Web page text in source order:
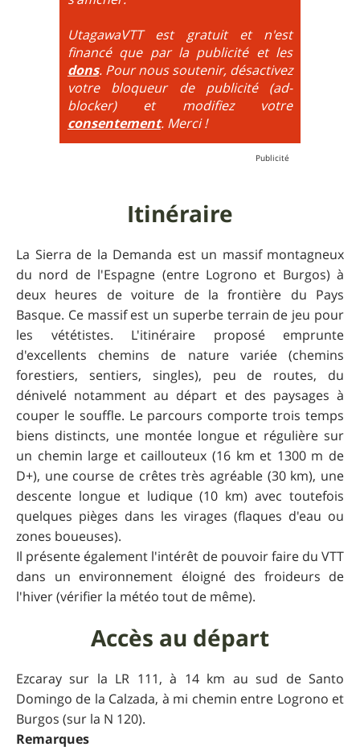
très hautes etc.
= On prend les difficultés du niveau 5 et on les
additionne, c'est à dire qu'on peut combiner pente
très raide avec épingles trialisantes !
UtagawaVTT est gratuit et n'est
financé que par la publicité et les
dons. Pour nous soutenir, désactivez
votre bloqueur de publicité (ad-
blocker) et modifiez votre
consentement. Merci !
Itinéraire
La Sierra de la Demanda est un massif montagneux
du nord de l'Espagne (entre Logrono et Burgos) à
deux heures de voiture de la frontière du Pays
Basque. Ce massif est un superbe terrain de jeu pour
les vététistes. L'itinéraire proposé emprunte
d'excellents chemins de nature variée (chemins
forestiers, sentiers, singles), peu de routes, du
dénivelé notamment au départ et des paysages à
couper le souffle. Le parcours comporte trois temps
biens distincts, une montée longue et régulière sur
un chemin large et caillouteux (16 km et 1300 m de
D+), une course de crêtes très agréable (30 km), une
descente longue et ludique (10 km) avec toutefois
quelques pièges dans les virages (flaques d'eau ou
zones boueuses).
Il présente également l'intérêt de pouvoir faire du VTT
dans un environnement éloigné des froideurs de
l'hiver (vérifier la météo tout de même).
Accès au départ
Ezcaray sur la LR 111, à 14 km au sud de Santo
Domingo de la Calzada, à mi chemin entre Logrono et
Burgos (sur la N 120).
Remarques